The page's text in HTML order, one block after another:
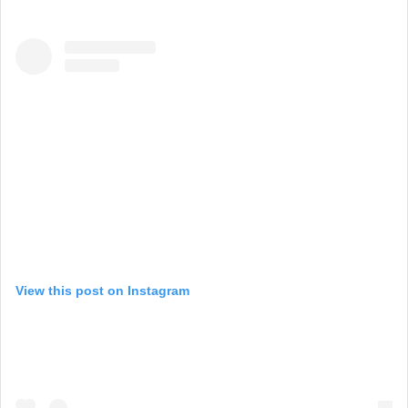
A post shared by BX1 (@bx1_officiel)